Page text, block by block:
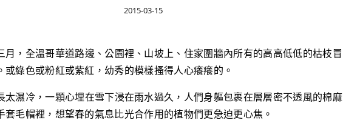
2015-03-15
月，全溫哥華道路邊、公園裡、山坡上、住家圍牆內所有的高高低低的枯枝冒
或綠色或粉紅或紫紅，幼秀的模樣搔得人心癢癢的。
太濕冷，一顆心埋在雪下浸在雨水過久，人們身軀包裹在層層密不透風的棉麻
套毛帽裡，想望春的氣息比光合作用的植物們更急迫更心焦。